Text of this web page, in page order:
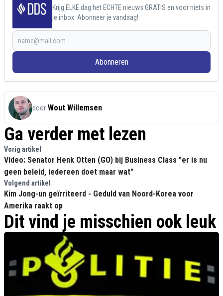
Krijg ELKE dag het ECHTE nieuws GRATIS en voor niets in
je inbox. Abonneer je vandaag!
Abonneren
door Wout Willemsen
Ga verder met lezen
Vorig artikel
Video: Senator Henk Otten (GO) bij Business Class "er is nu
geen beleid, iedereen doet maar wat"
Volgend artikel
Kim Jong-un geïrriteerd - Geduld van Noord-Korea voor
Amerika raakt op
Dit vind je misschien ook leuk